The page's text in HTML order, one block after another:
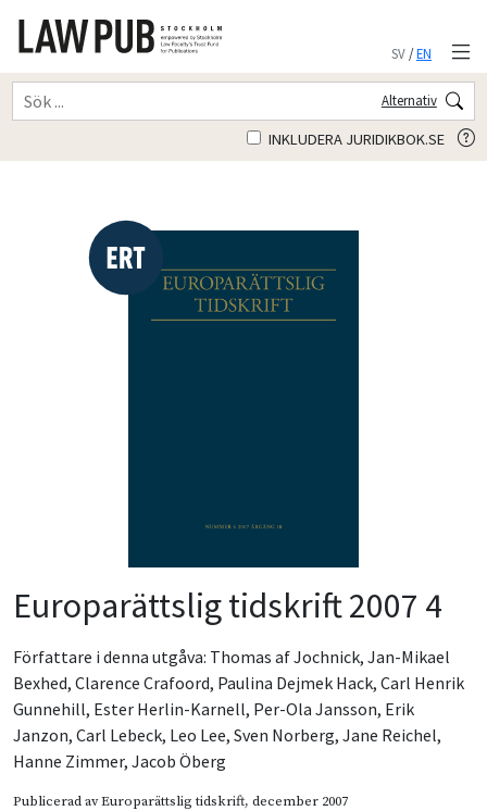
SV/EN
Alternativ
INKLUDERA JURIDIKBOK.SE
Europarättslig tidskrift 2007 4
Författare i denna utgåva: Thomas af Jochnick, Jan-Mikael
Bexhed, Clarence Crafoord, Paulina Dejmek Hack, Carl Henrik
Gunnehill, Ester Herlin-Karnell, Per-Ola Jansson, Erik
Janzon, Carl Lebeck, Leo Lee, Sven Norberg, Jane Reichel,
Hanne Zimmer, Jacob Öberg
Publicerad avEuroparättslig tidskrift, december 2007